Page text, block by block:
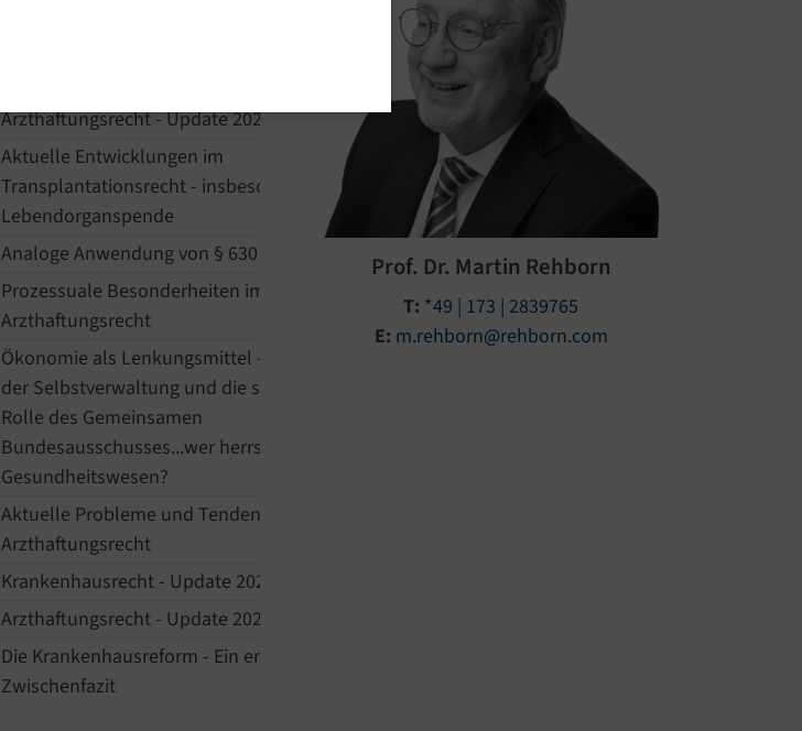
Prof. Dr. Martin Rehborn
T: *49 | 173 | 2839765
E: m.rehborn@rehborn.com
Arzthaftungsrecht - Update 2026
Aktuelle Entwicklungen im
Transplantationsrecht - insbesondere zur
Lebendorganspende
Analoge Anwendung von § 630 h BGB
Prozessuale Besonderheiten im
Arzthaftungsrecht
Ökonomie als Lenkungsmittel - Der Einfluss
der Selbstverwaltung und die systemtragende
Rolle des Gemeinsamen
Bundesausschusses...wer herrscht im
Gesundheitswesen?
Aktuelle Probleme und Tendenzen im
Arzthaftungsrecht
Krankenhausrecht - Update 2025
Arzthaftungsrecht - Update 2025
Die Krankenhausreform - Ein erstes
Zwischenfazit